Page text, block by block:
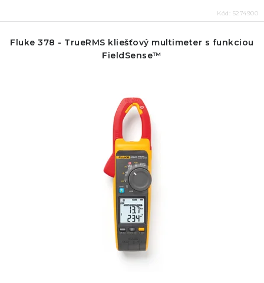
Kód: 5274900
Fluke 378 - TrueRMS kliešťový multimeter s funkciou
FieldSense™